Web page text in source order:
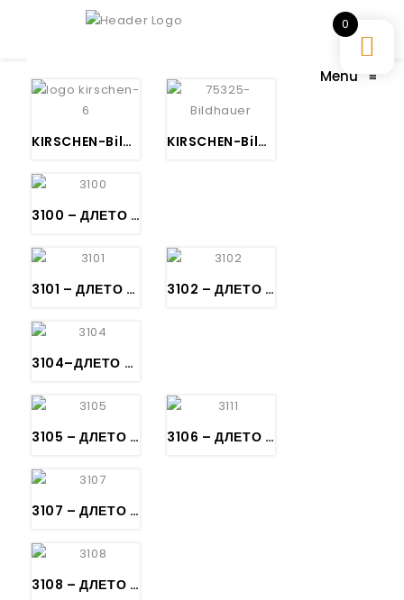
Menu ≡
KIRSCHEN-Bildhauer Spezialist – КОПАНИЧАРСТВО МАКЕДОНИЈА – Logo KIRSCHEN-Bildhauer Spezialist – КОПАНИЧАРСТВО МАКЕДОНИЈА
3100 – ДЛЕТО ЗА РЕЗБА – Bildhauerbeitel, – KIRSCHEN
3101 – ДЛЕТО ЗА РЕЗБА – Bildhauerbeitel, gerade, Stich 1, KIRSCHEN 3102 – ДЛЕТО ЗА РЕЗБА – Bildhauerbeitel, schräg, Stich 1, KIRSCHEN
3104–ДЛЕТО ЗА РЕЗБА – Bildhauerbeitel, gerade, Stich 4, KIRSCHEN
3105 – ДЛЕТО ЗА РЕЗБА – Bildhauerbeitel, gerade, Stich 5, KIRSCHEN 3106 – ДЛЕТО ЗА РЕЗБА – Bildhauerbeitel, gerades Hohleisen Stich 6-KIRSCHEN
3107 – ДЛЕТО ЗА РЕЗБА – Bildhauerbeitel, gerade, Stich 7, KIRSCHEN
3108 – ДЛЕТО ЗА РЕЗБА – Bildhauerbeitel, gerades, Stich 8, KIRSCHEN
0